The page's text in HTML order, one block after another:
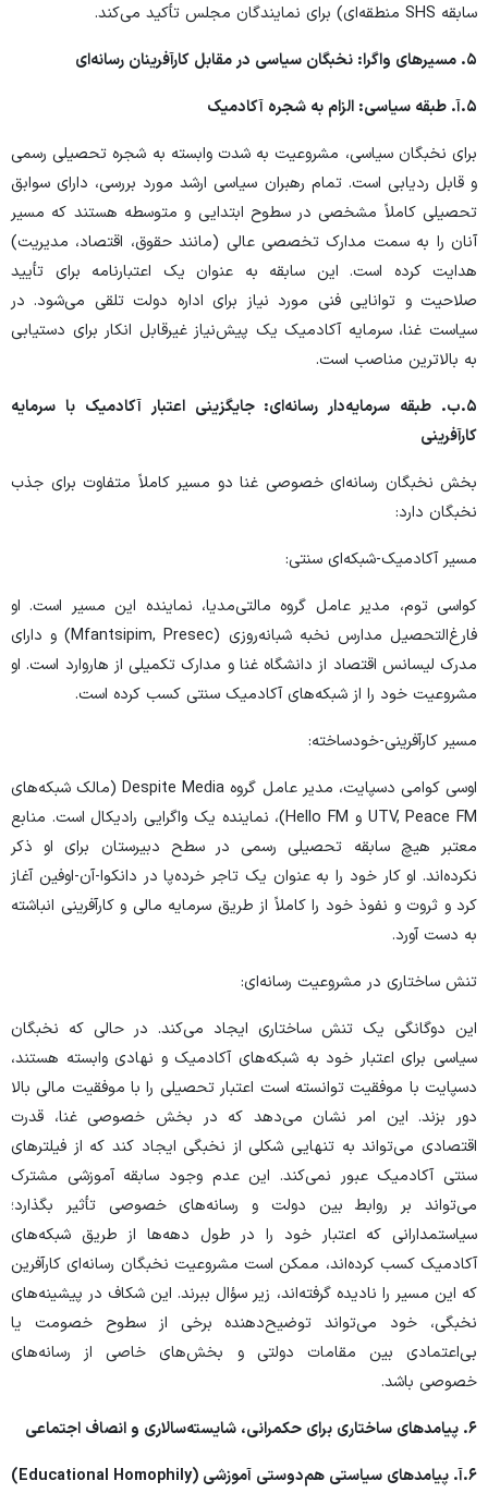
سابقه SHS منطقه‌ای) برای نمایندگان مجلس تأکید می‌کند.
۵. مسیرهای واگرا: نخبگان سیاسی در مقابل کارآفرینان رسانه‌ای
۵. آ. طبقه سیاسی: الزام به شجره آکادمیک
برای نخبگان سیاسی، مشروعیت به شدت وابسته به شجره تحصیلی رسمی
و قابل ردیابی است. تمام رهبران سیاسی ارشد مورد بررسی، دارای سوابق
تحصیلی کاملاً مشخصی در سطوح ابتدایی و متوسطه هستند که مسیر
آنان را به سمت مدارک تخصصی عالی (مانند حقوق، اقتصاد، مدیریت)
هدایت کرده است. این سابقه به عنوان یک اعتبارنامه برای تأیید
صلاحیت و توانایی فنی مورد نیاز برای اداره دولت تلقی می‌شود. در
سیاست غنا، سرمایه آکادمیک یک پیش‌نیاز غیرقابل انکار برای دستیابی
به بالاترین مناصب است.
۵. ب. طبقه سرمایه‌دار رسانه‌ای: جایگزینی اعتبار آکادمیک با سرمایه
کارآفرینی
بخش نخبگان رسانه‌ای خصوصی غنا دو مسیر کاملاً متفاوت برای جذب
نخبگان دارد:
مسیر آکادمیک-شبکه‌ای سنتی:
کواسی توم، مدیر عامل گروه مالتی‌مدیا، نماینده این مسیر است. او
فارغ‌التحصیل مدارس نخبه شبانه‌روزی (Mfantsipim, Presec) و دارای
مدرک لیسانس اقتصاد از دانشگاه غنا و مدارک تکمیلی از هاروارد است. او
مشروعیت خود را از شبکه‌های آکادمیک سنتی کسب کرده است.
مسیر کارآفرینی-خودساخته:
اوسی کوامی دسپایت، مدیر عامل گروه Despite Media (مالک شبکه‌های
UTV, Peace FM و Hello FM)، نماینده یک واگرایی رادیکال است. منابع
معتبر هیچ سابقه تحصیلی رسمی در سطح دبیرستان برای او ذکر
نکرده‌اند. او کار خود را به عنوان یک تاجر خرده‌پا در دانکوا-آن-اوفین آغاز
کرد و ثروت و نفوذ خود را کاملاً از طریق سرمایه مالی و کارآفرینی انباشته
به دست آورد.
تنش ساختاری در مشروعیت رسانه‌ای:
این دوگانگی یک تنش ساختاری ایجاد می‌کند. در حالی که نخبگان
سیاسی برای اعتبار خود به شبکه‌های آکادمیک و نهادی وابسته هستند،
دسپایت با موفقیت توانسته است اعتبار تحصیلی را با موفقیت مالی بالا
دور بزند. این امر نشان می‌دهد که در بخش خصوصی غنا، قدرت
اقتصادی می‌تواند به تنهایی شکلی از نخبگی ایجاد کند که از فیلترهای
سنتی آکادمیک عبور نمی‌کند. این عدم وجود سابقه آموزشی مشترک
می‌تواند بر روابط بین دولت و رسانه‌های خصوصی تأثیر بگذارد؛
سیاستمدارانی که اعتبار خود را در طول دهه‌ها از طریق شبکه‌های
آکادمیک کسب کرده‌اند، ممکن است مشروعیت نخبگان رسانه‌ای کارآفرین
که این مسیر را نادیده گرفته‌اند، زیر سؤال ببرند. این شکاف در پیشینه‌های
نخبگی، خود می‌تواند توضیح‌دهنده برخی از سطوح خصومت یا
بی‌اعتمادی بین مقامات دولتی و بخش‌های خاصی از رسانه‌های
خصوصی باشد.
۶. پیامدهای ساختاری برای حکمرانی، شایسته‌سالاری و انصاف اجتماعی
۶. آ. پیامدهای سیاستی هم‌دوستی آموزشی (Educational Homophily
)